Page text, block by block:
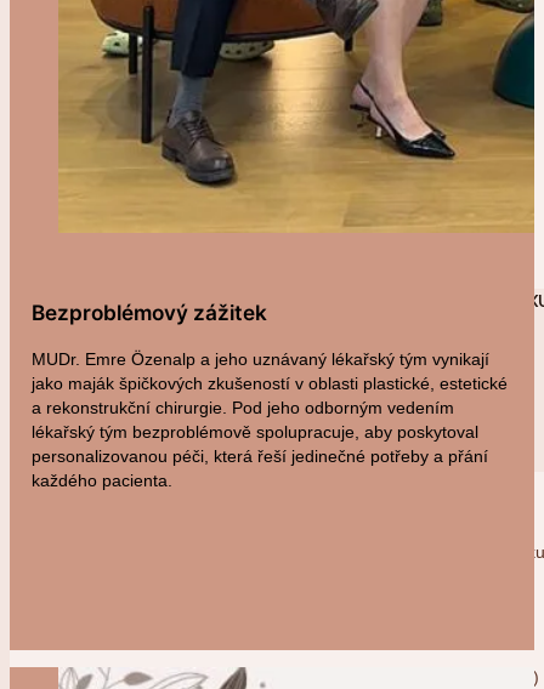
Lifting Stehen v Turecku
Zvětšení Lýtek v Turecku
Intimní Zákroky
Labioplastika v Turecku
CENY PLASTICKÉ CHIRURGIE V
PŘED – PO
RECENZE A ZKUŠENOSTI PACIENTŮ
MUDR. EMRE ÖZENALP
ZÁKROKY
Rhinoplastika (Operace nosu) v
Operace Očních Víček (Blefaroplastika)
Bezproblémový zážitek
MUDr. Emre Özenalp a jeho uznávaný lékařský tým vynikají
jako maják špičkových zkušeností v oblasti plastické, estetické
a rekonstrukční chirurgie. Pod jeho odborným vedením
lékařský tým bezproblémově spolupracuje, aby poskytoval
personalizovanou péči, která řeší jedinečné potřeby a přání
každého pacienta.